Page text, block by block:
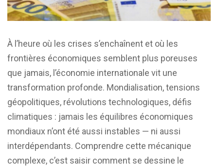
À l’heure où les crises s’enchaînent et où les
frontières économiques semblent plus poreuses
que jamais, l’économie internationale vit une
transformation profonde. Mondialisation, tensions
géopolitiques, révolutions technologiques, défis
climatiques : jamais les équilibres économiques
mondiaux n’ont été aussi instables — ni aussi
interdépendants. Comprendre cette mécanique
complexe, c’est saisir comment se dessine le